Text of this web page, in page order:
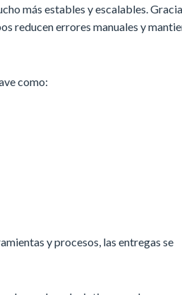
más estables y escalables.
reducen errores manuales y
como:
y procesos, las entregas se